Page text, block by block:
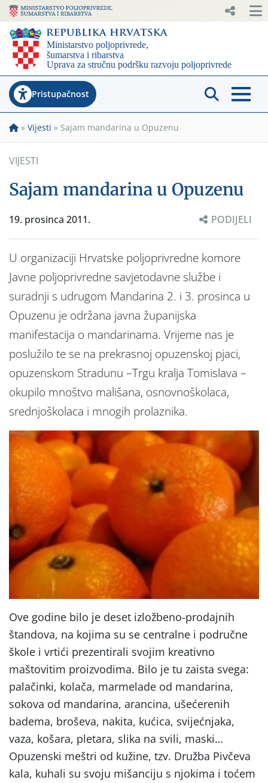
Pristupačnost
» Vijesti » Sajam mandarina u Opuzenu
VIJESTI
Sajam mandarina u Opuzenu
19. prosinca 2011. PODIJELI
U organizaciji Hrvatske poljoprivredne komore
Javne poljoprivredne savjetodavne službe i
suradnji s udrugom Mandarina 2. i 3. prosinca u
Opuzenu je održana javna županijska
manifestacija o mandarinama. Vrijeme nas je
poslužilo te se na prekrasnoj opuzenskoj pjaci,
opuzenskom Stradunu –Trgu kralja Tomislava –
okupilo mnoštvo mališana, osnovnoškolaca,
srednjoškolaca i mnogih prolaznika.
Ove godine bilo je deset izložbeno-prodajnih
štandova, na kojima su se centralne i područne
škole i vrtići prezentirali svojim kreativno
maštovitim proizvodima. Bilo je tu zaista svega:
palačinki, kolača, marmelade od mandarina,
sokova od mandarina, arancina, ušećerenih
badema, broševa, nakita, kućica, svijećnjaka,
vaza, košara, pletara, slika na svili, maski…
Opuzenski meštri od kužine, tzv. Družba Pivčeva
kala, kuhali su svoju mišanciju s njokima i toćem